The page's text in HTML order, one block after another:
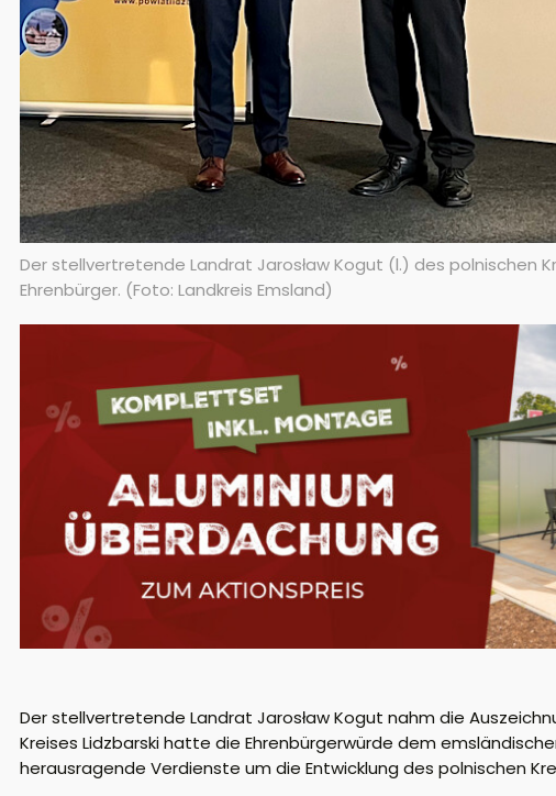
Der stellvertretende Landrat Jarosław Kogut (l.) des polnischen
Ehrenbürger. (Foto: Landkreis Emsland)
Der stellvertretende Landrat Jarosław Kogut nahm die
Kreises Lidzbarski hatte die Ehrenbürgerwürde dem
herausragende Verdienste um die Entwicklung des polnischen